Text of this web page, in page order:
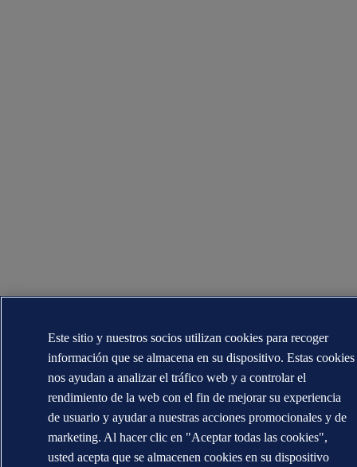
Este sitio y nuestros socios utilizan cookies para recoger
información que se almacena en su dispositivo. Estas cookies
nos ayudan a analizar el tráfico web y a controlar el
rendimiento de la web con el fin de mejorar su experiencia
de usuario y ayudar a nuestras acciones promocionales y de
marketing. Al hacer clic en "Aceptar todas las cookies",
usted acepta que se almacenen cookies en su dispositivo